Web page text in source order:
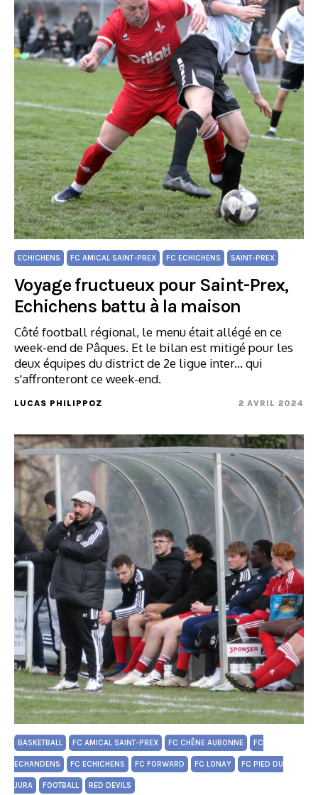
ECHICHENS FC AMICAL SAINT-PREX FC ECHICHENS SAINT-PREX
Voyage fructueux pour Saint-Prex,
Echichens battu à la maison
Côté football régional, le menu était allégé en ce
week-end de Pâques. Et le bilan est mitigé pour les
deux équipes du district de 2e ligue inter... qui
s'affronteront ce week-end.
LUCAS PHILIPPOZ 2 AVRIL 2024
BASKETBALL FC AMICAL SAINT-PREX FC CHÊNE AUBONNE FC
ECHANDENS FC ECHICHENS FC FORWARD FC LONAY FC PIED DU
JURA FOOTBALL RED DEVILS